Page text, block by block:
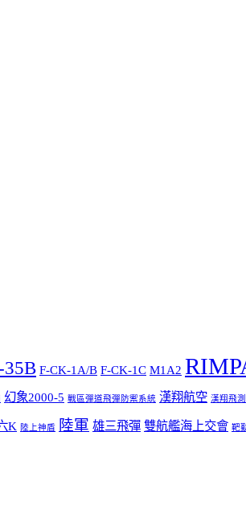
35B F-CK-1A/B F-CK-1C M1A2
幻象2000-5 戰區彈道飛彈防禦系統 漢翔航空 漢翔飛
K 陸上神盾 陸軍 雄三飛彈 雙航艦海上交會 靶